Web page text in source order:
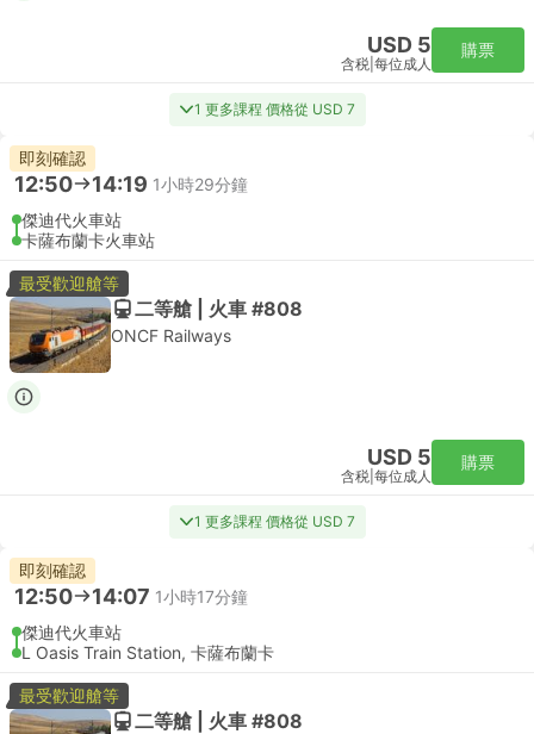
USD 5
含税 每位成人
購票
1 更多課程 價格從 USD 7
即刻確認
12:50 14:19 1小時29分鐘
傑迪代火車站
卡薩布蘭卡火車站
最受歡迎艙等
二等艙 | 火車 #808
ONCF Railways
USD 5
含税 每位成人
購票
1 更多課程 價格從 USD 7
即刻確認
12:50 14:07 1小時17分鐘
傑迪代火車站
L Oasis Train Station, 卡薩布蘭卡
最受歡迎艙等
二等艙 | 火車 #808